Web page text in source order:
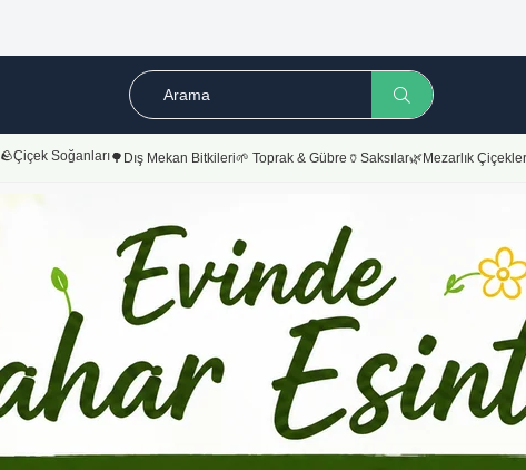
🪨Çiçek Soğanları🌳Dış Mekan Bitkileri🌱 Toprak & Gübre 🏺Saksılar🌿Mezarlık